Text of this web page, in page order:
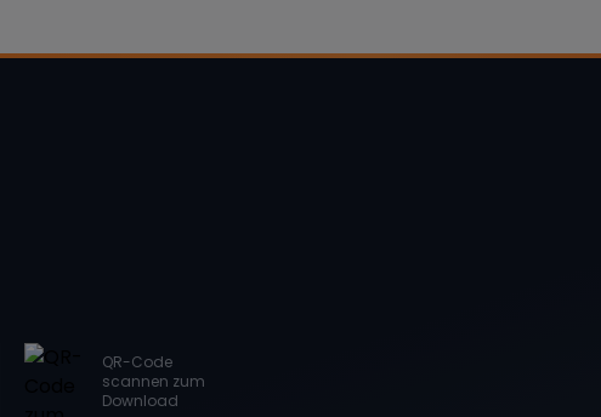
QR-Code
scannen zum
Download